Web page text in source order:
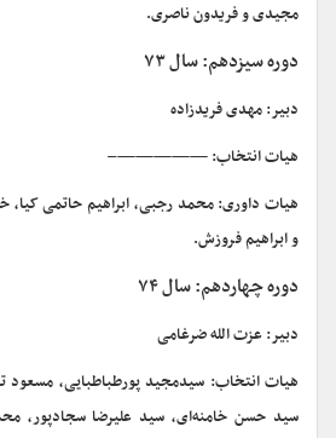
مجیدی و فریدون ناصری.
دوره سیزدهم: سال ۷۳
دبیر: مهدی فریدزاده
هیات انتخاب: —————–
هیات داوری: محمد رجبی، ابراهیم حاتمی کیا،
و ابراهیم فروزش.
دوره چهاردهم: سال ۷۴
دبیر: عزت الله ضرغامی
هیات انتخاب: سیدمجید پورطباطبایی، مسعود
سید حسن خامنه‌ای، سید علیرضا سجادپور،